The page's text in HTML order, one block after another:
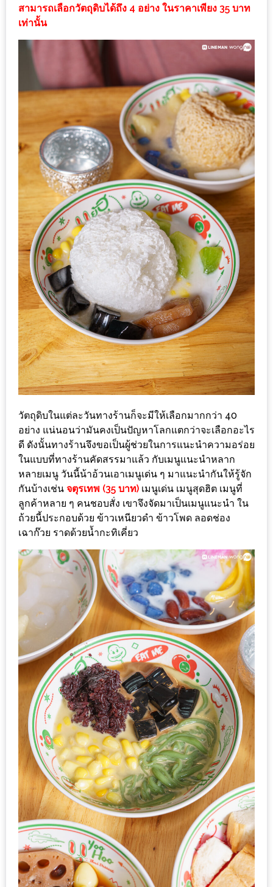
เชียงใหม่
PANDA
ทำไม
เรา
ไม่
ทำ
อาหาร
ทาน
เอง?
SHOP
TOP
10
รีวิว
ร้าน
อาหาร
ที่
เข้า
ชม
มาก
ประจำ
2557
กิจกรรม
ชิง
รางวัล
กับ
สมาชิก
ENEWS
อ้วน
ชวน
หิว
ข้าว
อะไร
เอ่ย
อร่อย
ที่สุด?
งาน
แฟร์
เรื่อง
บ้าน
ทุก
คน
สามารถเลือกวัตถุดิบได้ถึง 4 อย่าง ในราคาเพียง 35 บาท
เท่านั้น
วัตถุดิบในแต่ละวันทางร้านก็จะมีให้เลือกมากกว่า 40
อย่าง แน่นอนว่ามันคงเป็นปัญหาโลกแตกว่าจะเลือกอะไร
ดี ดังนั้นทางร้านจึงขอเป็นผู้ช่วยในการแนะนำความอร่อย
ในแบบที่ทางร้านคัดสรรมาแล้ว กับเมนูแนะนำหลาก
หลายเมนู วันนี้น้าอ้วนเอาเมนูเด่น ๆ มาแนะนำกันให้รู้จัก
กันบ้างเช่น จตุรเทพ (35 บาท) เมนูเด่น เมนูสุดฮิต เมนูที่
ลูกค้าหลาย ๆ คนชอบสั่ง เขาจึงจัดมาเป็นเมนูแนะนำ ใน
ถ้วยนี้ประกอบด้วย ข้าวเหนียวดำ ข้าวโพด ลอดช่อง
เฉาก๊วย ราดด้วยน้ำกะทิเคี่ยว